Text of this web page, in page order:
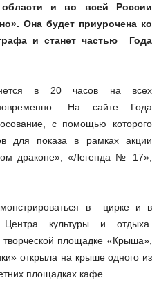
и во всей России
Она будет приурочена ко
и станет частью Года
в 20 часов на всех
На сайте Года
с помощью которого
для показа в рамках акции
драконе», «Легенда № 17»,
в цирке и в
культуры и отдыха.
площадке «Крыша»,
открыла на крыше одного из
площадках кафе.